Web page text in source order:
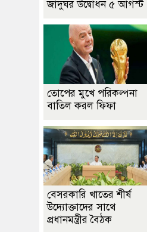
জাদুঘর উদ্বোধন ৫ আগস্ট
তোপের মুখে পরিকল্পনা
বাতিল করল ফিফা
বেসরকারি খাতের শীর্ষ
উদ্যোক্তাদের সাথে
প্রধানমন্ত্রীর বৈঠক